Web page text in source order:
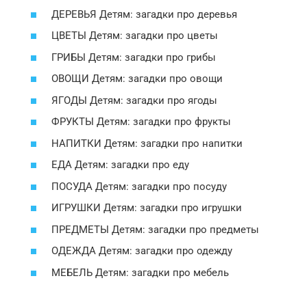
ДЕРЕВЬЯ Детям: загадки про деревья
ЦВЕТЫ Детям: загадки про цветы
ГРИБЫ Детям: загадки про грибы
ОВОЩИ Детям: загадки про овощи
ЯГОДЫ Детям: загадки про ягоды
ФРУКТЫ Детям: загадки про фрукты
НАПИТКИ Детям: загадки про напитки
ЕДА Детям: загадки про еду
ПОСУДА Детям: загадки про посуду
ИГРУШКИ Детям: загадки про игрушки
ПРЕДМЕТЫ Детям: загадки про предметы
ОДЕЖДА Детям: загадки про одежду
МЕБЕЛЬ Детям: загадки про мебель